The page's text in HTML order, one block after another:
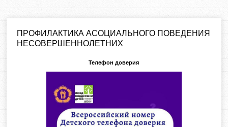
ПРОФИЛАКТИКА АСОЦИАЛЬНОГО ПОВЕДЕНИЯ
НЕСОВЕРШЕННОЛЕТНИХ
Телефон доверия